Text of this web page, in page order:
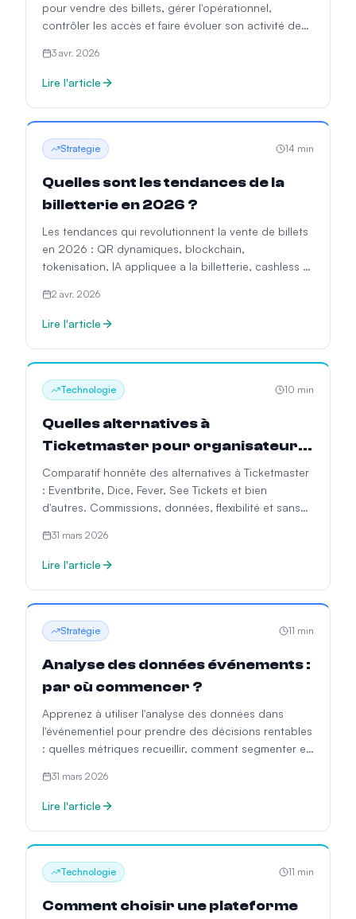
pour vendre des billets, gérer l'opérationnel,
contrôler les accès et faire évoluer son activité de
3 avr. 2026
Lire l'article
Strategie 14 min
Quelles sont les tendances de la
billetterie en 2026 ?
Les tendances qui revolutionnent la vente de billets
en 2026 : QR dynamiques, blockchain,
tokenisation, IA appliquee a la billetterie, cashless et
2 avr. 2026
Lire l'article
Technologie 10 min
Quelles alternatives à
Ticketmaster pour organisateurs
?
Comparatif honnête des alternatives à Ticketmaster
: Eventbrite, Dice, Fever, See Tickets et bien
d'autres. Commissions, données, flexibilité et sans
31 mars 2026
Lire l'article
Stratégie 11 min
Analyse des données événements :
par où commencer ?
Apprenez à utiliser l'analyse des données dans
l'événementiel pour prendre des décisions rentables
: quelles métriques recueillir, comment segmenter et
31 mars 2026
Lire l'article
Technologie 11 min
Comment choisir une plateforme